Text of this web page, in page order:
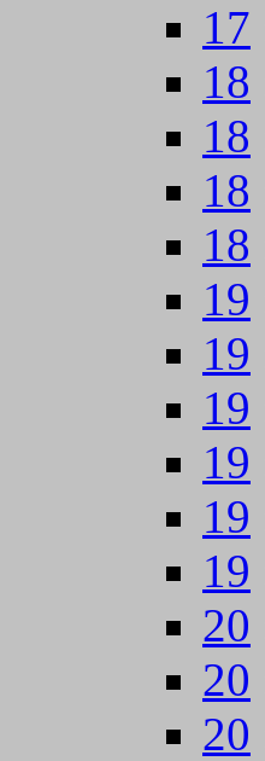
17
18
18
18
18
19
19
19
19
19
19
20
20
20